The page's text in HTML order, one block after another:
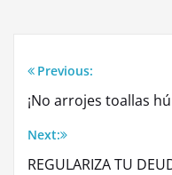
Navegación
de
entradas
Previous:
¡No arrojes toallas
Next:
REGULARIZA TU